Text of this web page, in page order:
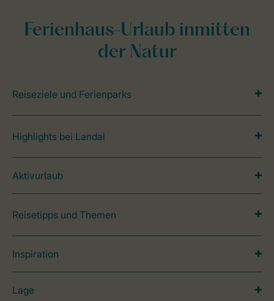
Ferienhaus-Urlaub inmitten
der Natur
Reiseziele und Ferienparks
Highlights bei Landal
Aktivurlaub
Reisetipps und Themen
Inspiration
Lage